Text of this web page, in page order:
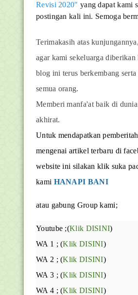
Revisi 2020" yang dapat kami
postingan kali ini. Semoga
Terimakasih atas
agar kami sekeluarga diberikan
blog ini terus berkembang serta
semua orang.
Memberi manfa'at baik di
akhirat.
Untuk mendapatkan
mengenai artikel terbaru di
website ini silakan klik suka
kami HANAPI BANI
atau gabung Group kami;
Youtube ;(Klik DISINI)
WA 1 ; (Klik DISINI)
WA 2 ; (Klik DISINI)
WA 3 ; (Klik DISINI)
WA 4 ; (Klik DISINI)